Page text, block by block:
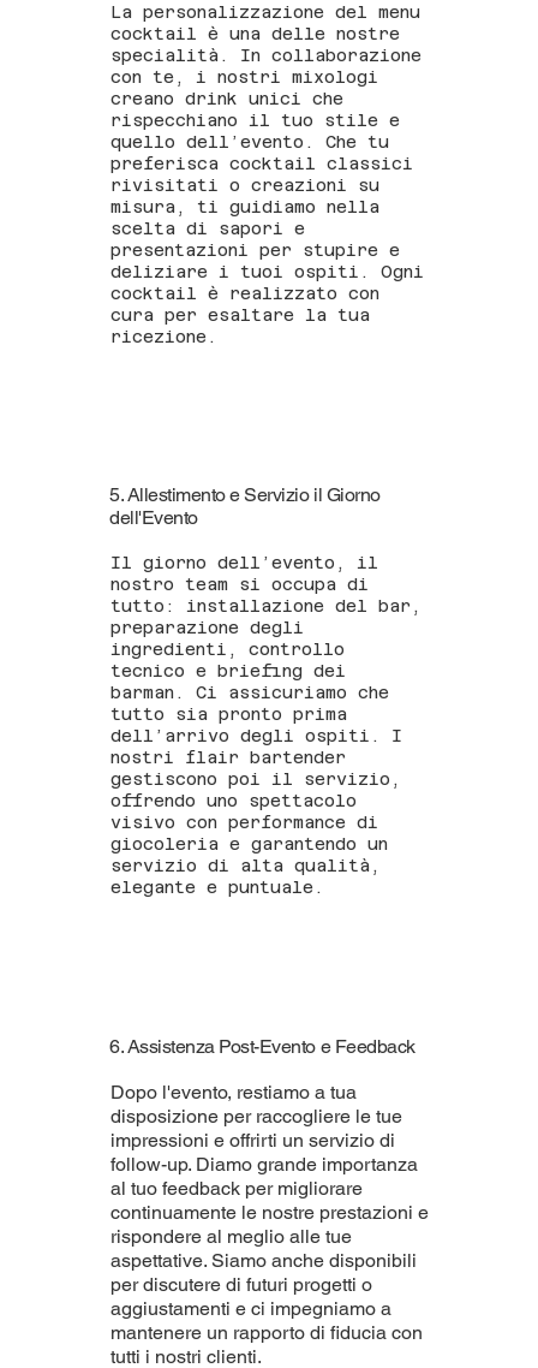
La personalizzazione del menu
cocktail è una delle nostre
specialità. In collaborazione
con te, i nostri mixologi
creano drink unici che
rispecchiano il tuo stile e
quello dell’evento. Che tu
preferisca cocktail classici
rivisitati o creazioni su
misura, ti guidiamo nella
scelta di sapori e
presentazioni per stupire e
deliziare i tuoi ospiti. Ogni
cocktail è realizzato con
cura per esaltare la tua
ricezione.
5. Allestimento e Servizio il Giorno
dell'Evento
Il giorno dell’evento, il
nostro team si occupa di
tutto: installazione del bar,
preparazione degli
ingredienti, controllo
tecnico e briefing dei
barman. Ci assicuriamo che
tutto sia pronto prima
dell’arrivo degli ospiti. I
nostri flair bartender
gestiscono poi il servizio,
offrendo uno spettacolo
visivo con performance di
giocoleria e garantendo un
servizio di alta qualità,
elegante e puntuale.
6. Assistenza Post-Evento e Feedback
Dopo l'evento, restiamo a tua
disposizione per raccogliere le tue
impressioni e offrirti un servizio di
follow-up. Diamo grande importanza
al tuo feedback per migliorare
continuamente le nostre prestazioni e
rispondere al meglio alle tue
aspettative. Siamo anche disponibili
per discutere di futuri progetti o
aggiustamenti e ci impegniamo a
mantenere un rapporto di fiducia con
tutti i nostri clienti.